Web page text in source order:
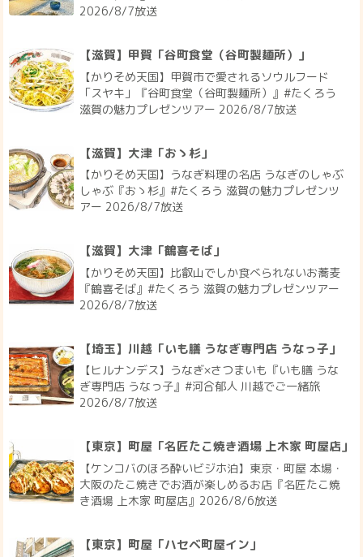
2026/8/7放送
【滋賀】甲賀「谷町食堂（谷町製麺所）」
【かりそめ天国】甲賀市で愛されるソウルフード
「スヤキ」『谷町食堂（谷町製麺所）』#たくろう
滋賀の魅力プレゼンツアー 2026/8/7放送
【滋賀】大津「おゝ杉」
【かりそめ天国】うなぎ料理の名店 うなぎのしゃぶ
しゃぶ『おゝ杉』#たくろう 滋賀の魅力プレゼンツ
アー 2026/8/7放送
【滋賀】大津「鶴喜そば」
【かりそめ天国】比叡山でしか食べられないお蕎麦
『鶴喜そば』#たくろう 滋賀の魅力プレゼンツアー
2026/8/7放送
【埼玉】川越「いも膳 うなぎ専門店 うなっ子」
【ヒルナンデス】うなぎ×さつまいも『いも膳 うな
ぎ専門店 うなっ子』#河合郁人 川越でご一緒旅
2026/8/7放送
【東京】町屋「名匠たこ焼き酒場 上木家 町屋店」
【ケンコバのほろ酔いビジホ泊】東京・町屋 本場・
大阪のたこ焼きでお酒が楽しめるお店『名匠たこ焼
き酒場 上木家 町屋店』2026/8/6放送
【東京】町屋「ハセベ町屋イン」